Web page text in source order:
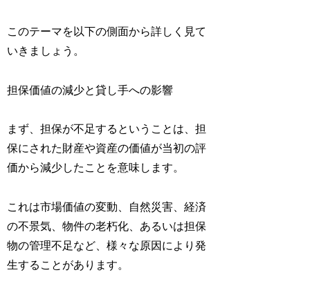
このテーマを以下の側面から詳しく見て
いきましょう。
担保価値の減少と貸し手への影響
まず、担保が不足するということは、担
保にされた財産や資産の価値が当初の評
価から減少したことを意味します。
これは市場価値の変動、自然災害、経済
の不景気、物件の老朽化、あるいは担保
物の管理不足など、様々な原因により発
生することがあります。